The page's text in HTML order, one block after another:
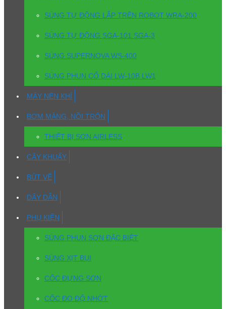
SÚNG TỰ ĐỘNG LẮP TRÊN ROBOT WRA-200
SÚNG TỰ ĐỘNG SGA-101 SGA-3
SÚNG SUPERNOVA WS-400
SÚNG PHUN CỔ DÀI LW-10B LW1
MÁY NÉN KHÍ
BƠM MÀNG, NỒI TRỘN
THIẾT BỊ SƠN AIRLESS
CÂY KHUẤY
BÚT VẼ
DÂY DẪN
PHỤ KIỆN
SÚNG PHUN SƠN ĐẶC BIỆT
SÚNG XỊT BỤI
CỐC ĐỰNG SƠN
CỐC ĐO ĐỘ NHỚT